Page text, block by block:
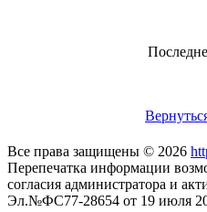
Все права защищены © 2026
Перепечатка информации
согласия администратора и
Эл.№ФС77-28654 от 19 июля